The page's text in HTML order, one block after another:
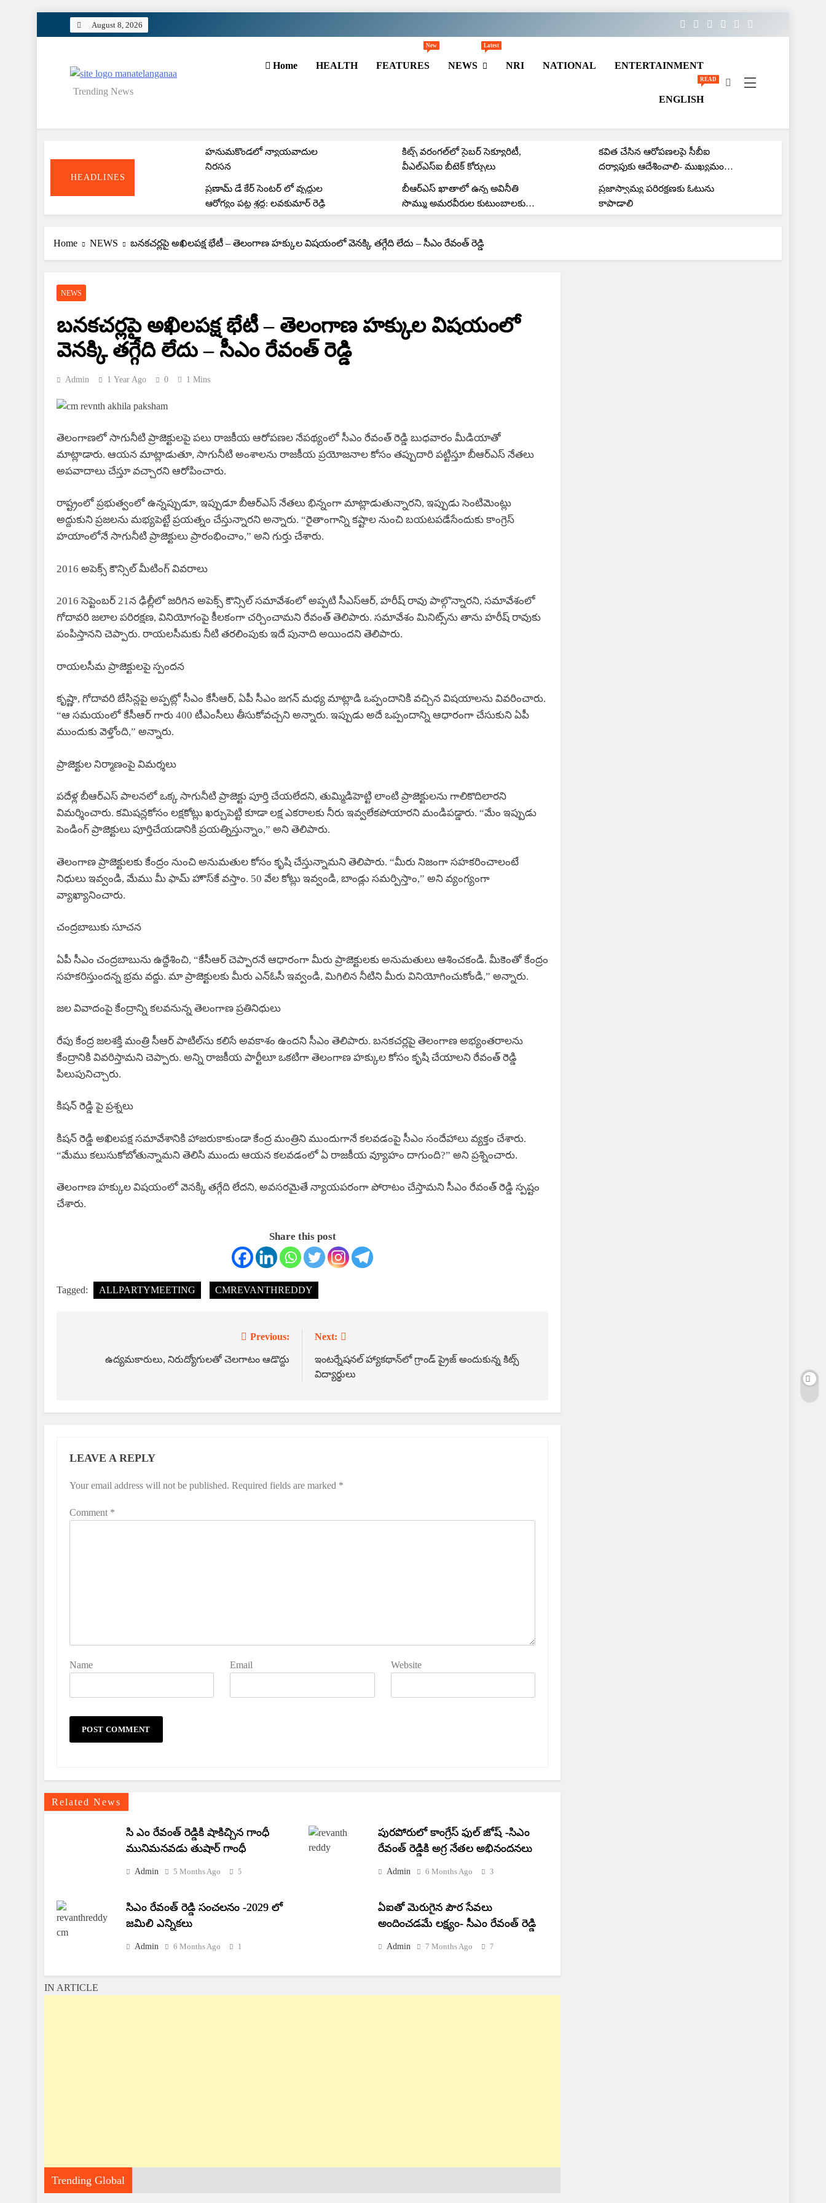
August 8, 2026
MANATELANGANAA
Trending News
Home HEALTH FEATURES
New
NEWS
Latest
NRI NATIONAL ENTERTAINMENT
ENGLISH
READ
HEADLINES
ఎడ్యుకేషన్ ప్రోగ్రామ్
అలుమ్ని మీట్, సిల్వర్ జూబ్లీ
బోనాలు
హనుమకొండలో న్యాయవాదుల
నిరసన
కిట్స్ వరంగల్‌లో సైబర్ సెక్యూరిటీ,
వీఎల్‌ఎస్‌ఐ బీటెక్ కోర్సులు
కవిత చేసిన ఆరోపణలపై సీబీఐ
దర్యాప్తుకు ఆదేశించాలి- ముఖ్యమంత్రి
ధర్మపురి
ప్రణామ్ డే కేర్ సెంటర్ లో వృద్ధుల
ఆరోగ్యం పట్ల శ్రద్ధ: లవకుమార్ రెడ్డి
బీఆర్ఎస్ ఖాతాలో ఉన్న అవినీతి
సొమ్ము అమరవీరుల కుటుంబాలకు
పంచాలి: కల్వకుంట్ల కవిత
ప్రజాస్వామ్య పరిరక్షణకు ఓటును
కాపాడాలి
Home
NEWS బనకచర్లపై అఖిలపక్ష భేటీ – తెలంగాణ హక్కుల విషయంలో వెనక్కి తగ్గేది లేదు – సీఎం రేవంత్ రెడ్డి
NEWS
బనకచర్లపై అఖిలపక్ష భేటీ – తెలంగాణ హక్కుల విషయంలో
వెనక్కి తగ్గేది లేదు – సీఎం రేవంత్ రెడ్డి
Admin 1 Year Ago 0 1 Mins
తెలంగాణలో సాగునీటి ప్రాజెక్టులపై పలు రాజకీయ ఆరోపణల నేపథ్యంలో సీఎం రేవంత్ రెడ్డి బుధవారం మీడియాతో
మాట్లాడారు. ఆయన మాట్లాడుతూ, సాగునీటి అంశాలను రాజకీయ ప్రయోజనాల కోసం తప్పుదారి పట్టిస్తూ బీఆర్ఎస్ నేతలు
అపవాదాలు చేస్తూ వచ్చారని ఆరోపించారు.
రాష్ట్రంలో ప్రభుత్వంలో ఉన్నప్పుడూ, ఇప్పుడూ బీఆర్ఎస్ నేతలు భిన్నంగా మాట్లాడుతున్నారని, ఇప్పుడు సెంటిమెంట్లు
అద్దుకుని ప్రజలను మభ్యపెట్టే ప్రయత్నం చేస్తున్నారని అన్నారు. “రైతాంగాన్ని కష్టాల నుంచి బయటపడేసేందుకు కాంగ్రెస్
హయాంలోనే సాగునీటి ప్రాజెక్టులు ప్రారంభించాం,” అని గుర్తు చేశారు.
2016 అపెక్స్ కౌన్సిల్ మీటింగ్ వివరాలు
2016 సెప్టెంబర్ 21న ఢిల్లీలో జరిగిన అపెక్స్ కౌన్సిల్ సమావేశంలో అప్పటి సీఎస్‌ఆర్, హరీష్ రావు పాల్గొన్నారని, సమావేశంలో
గోదావరి జలాల పరిరక్షణ, వినియోగంపై కీలకంగా చర్చించామని రేవంత్ తెలిపారు. సమావేశం మినిట్స్‌ను తాను హరీష్ రావుకు
పంపిస్తానని చెప్పారు. రాయలసీమకు నీటి తరలింపుకు ఇదే పునాది అయిందని తెలిపారు.
రాయలసీమ ప్రాజెక్టులపై స్పందన
కృష్ణా, గోదావరి బేసిన్లపై అప్పట్లో సీఎం కేసీఆర్, ఏపీ సీఎం జగన్ మధ్య మాట్లాడి ఒప్పందానికి వచ్చిన విషయాలను వివరించారు.
“ఆ సమయంలో కేసీఆర్ గారు 400 టీఎంసీలు తీసుకోవచ్చని అన్నారు. ఇప్పుడు అదే ఒప్పందాన్ని ఆధారంగా చేసుకుని ఏపీ
ముందుకు వెళ్తోంది,” అన్నారు.
ప్రాజెక్టుల నిర్మాణంపై విమర్శలు
పదేళ్ల బీఆర్ఎస్ పాలనలో ఒక్క సాగునీటి ప్రాజెక్టు పూర్తి చేయలేదని, తుమ్మిడిహెట్టి లాంటి ప్రాజెక్టులను గాలికొదిలారని
విమర్శించారు. కమిషన్లకోసం లక్షకోట్లు ఖర్చుపెట్టి కూడా లక్ష ఎకరాలకు నీరు ఇవ్వలేకపోయారని మండిపడ్డారు. “మేం ఇప్పుడు
పెండింగ్ ప్రాజెక్టులు పూర్తిచేయడానికి ప్రయత్నిస్తున్నాం,” అని తెలిపారు.
తెలంగాణ ప్రాజెక్టులకు కేంద్రం నుంచి అనుమతుల కోసం కృషి చేస్తున్నామని తెలిపారు. “మీరు నిజంగా సహకరించాలంటే
నిధులు ఇవ్వండి, మేము మీ ఫామ్ హౌస్‌కే వస్తాం. 50 వేల కోట్లు ఇవ్వండి, బాండ్లు సమర్పిస్తాం,” అని వ్యంగ్యంగా
వ్యాఖ్యానించారు.
చంద్రబాబుకు సూచన
ఏపీ సీఎం చంద్రబాబును ఉద్దేశించి, “కేసీఆర్ చెప్పారనే ఆధారంగా మీరు ప్రాజెక్టులకు అనుమతులు ఆశించకండి. మీకెంతో కేంద్రం
సహకరిస్తుందన్న భ్రమ వద్దు. మా ప్రాజెక్టులకు మీరు ఎన్ఓసీ ఇవ్వండి, మిగిలిన నీటిని మీరు వినియోగించుకోండి,” అన్నారు.
జల వివాదంపై కేంద్రాన్ని కలవనున్న తెలంగాణ ప్రతినిధులు
రేపు కేంద్ర జలశక్తి మంత్రి సీఆర్ పాటిల్‌ను కలిసే అవకాశం ఉందని సీఎం తెలిపారు. బనకచర్లపై తెలంగాణ అభ్యంతరాలను
కేంద్రానికి వివరిస్తామని చెప్పారు. అన్ని రాజకీయ పార్టీలూ ఒకటిగా తెలంగాణ హక్కుల కోసం కృషి చేయాలని రేవంత్ రెడ్డి
పిలుపునిచ్చారు.
కిషన్ రెడ్డి పై ప్రశ్నలు
కిషన్ రెడ్డి అఖిలపక్ష సమావేశానికి హాజరుకాకుండా కేంద్ర మంత్రిని ముందుగానే కలవడంపై సీఎం సందేహాలు వ్యక్తం చేశారు.
“మేము కలుసుకోబోతున్నామని తెలిసి ముందు ఆయన కలవడంలో ఏ రాజకీయ వ్యూహం దాగుంది?” అని ప్రశ్నించారు.
తెలంగాణ హక్కుల విషయంలో వెనక్కి తగ్గేది లేదని, అవసరమైతే న్యాయపరంగా పోరాటం చేస్తామని సీఎం రేవంత్ రెడ్డి స్పష్టం
చేశారు.
Share this post
Tagged: ALLPARTYMEETING CMREVANTHREDDY
navigation
Previous:
ఉద్యమకారులు, నిరుద్యోగులతో చెలగాటం ఆడొద్దు
Next:
ఇంటర్నేషనల్ హ్యాకథాన్‌లో గ్రాండ్ ప్రైజ్ అందుకున్న కిట్స్
విద్యార్థులు
LEAVE A REPLY
Your email address will not be published. Required fields are marked *
Comment *
Name Email Website
Related News
సి ఎం రేవంత్ రెడ్డికి షాకిచ్చిన గాంధీ
మునిమనవడు తుషార్ గాంధీ
Admin 5 Months Ago 5
పురపోరులో కాంగ్రేస్ ఫుల్ జోష్ -సిఎం
రేవంత్ రెడ్డికి అగ్ర నేతల అభినందనలు
Admin 6 Months Ago 3
సిఎం రేవంత్ రెడ్డి సంచలనం -2029 లో
జమిలి ఎన్నికలు
Admin 6 Months Ago 1
ఏఐతో మెరుగైన పౌర సేవలు
అందించడమే లక్ష్యం- సీఎం రేవంత్ రెడ్డి
Admin 7 Months Ago 7
IN ARTICLE
Trending Global